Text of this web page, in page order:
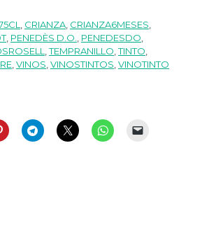
CRIANZA CRIANZA6MESES
, PENEDÈS D.O. PENEDESDO
,TEMPRANILLO ,TINTO
VINOS VINOSTINTOS VINOTINTO